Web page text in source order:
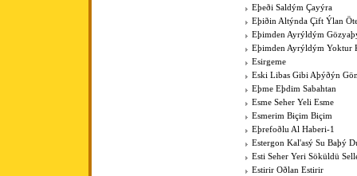
Eþeði Saldým Çayýra
Eþiðin Altýnda Çift Ýlan
Eþimden Ayrýldým
Eþimden Ayrýldým Yoktur
Esirgeme
Eski Libas Gibi Aþýðýn
Eþme Eþdim Sabahtan
Esme Seher Yeli Esme
Esmerim Biçim Biçim
Eþrefoðlu Al Haberi-1
Estergon Kal'asý Su Baþý
Esti Seher Yeri Söküldü
Estirir Oðlan Estirir